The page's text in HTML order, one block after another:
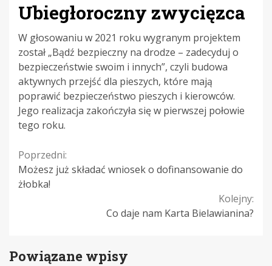
Ubiegłoroczny zwycięzca
W głosowaniu w 2021 roku wygranym projektem
został „Bądź bezpieczny na drodze – zadecyduj o
bezpieczeństwie swoim i innych”, czyli budowa
aktywnych przejść dla pieszych, które mają
poprawić bezpieczeństwo pieszych i kierowców.
Jego realizacja zakończyła się w pierwszej połowie
tego roku.
Continue
Reading
Poprzedni:
Możesz już składać wniosek o dofinansowanie do
żłobka!
Kolejny:
Co daje nam Karta Bielawianina?
Powiązane wpisy